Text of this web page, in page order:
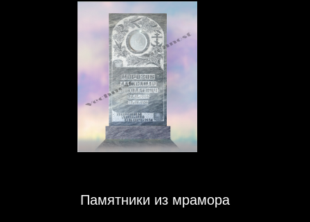
Памятники из мрамора